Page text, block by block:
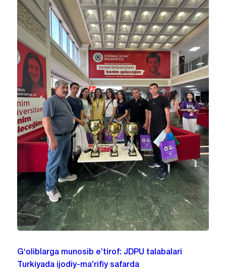
G‘oliblarga munosib e’tirof: JDPU talabalari
Turkiyada ijodiy-ma’rifiy safarda